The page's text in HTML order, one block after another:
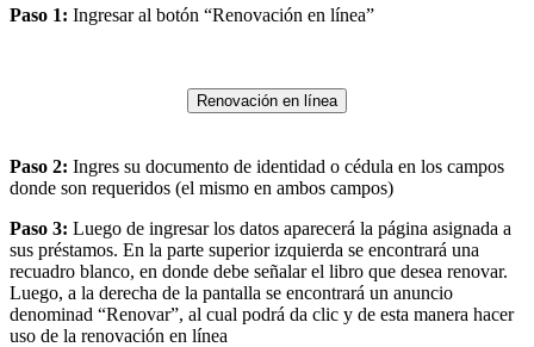
Paso 1: Ingresar al botón “Renovación en línea”
Renovación en línea
Paso 2: Ingres su documento de identidad o cédula en los campos
donde son requeridos (el mismo en ambos campos)
Paso 3: Luego de ingresar los datos aparecerá la página asignada a
sus préstamos. En la parte superior izquierda se encontrará una
recuadro blanco, en donde debe señalar el libro que desea renovar.
Luego, a la derecha de la pantalla se encontrará un anuncio
denominad “Renovar”, al cual podrá da clic y de esta manera hacer
uso de la renovación en línea